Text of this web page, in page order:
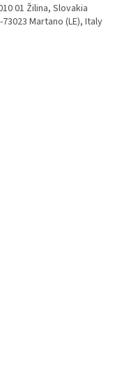
01 Žilina, Slovakia
Martano (LE), Italy